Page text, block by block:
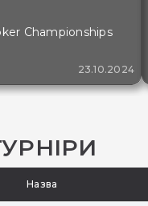
Championships
23.10.2024
Назва